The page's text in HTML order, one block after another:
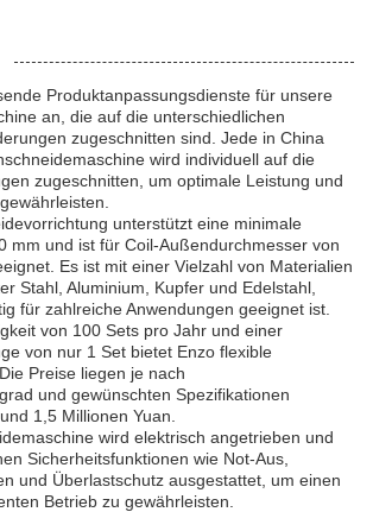
Produktanpassungsdienste für unsere
an, die auf die unterschiedlichen
zugeschnitten sind. Jede in China
wird individuell auf die
zugeschnitten, um optimale Leistung und
unterstützt eine minimale
mm und ist für Coil-Außendurchmesser von
Es ist mit einer Vielzahl von Materialien
Stahl, Aluminium, Kupfer und Edelstahl,
für zahlreiche Anwendungen geeignet ist.
von 100 Sets pro Jahr und einer
von nur 1 Set bietet Enzo flexible
Preise liegen je nach
und gewünschten Spezifikationen
1,5 Millionen Yuan.
wird elektrisch angetrieben und
Sicherheitsfunktionen wie Not-Aus,
und Überlastschutz ausgestattet, um einen
Betrieb zu gewährleisten.